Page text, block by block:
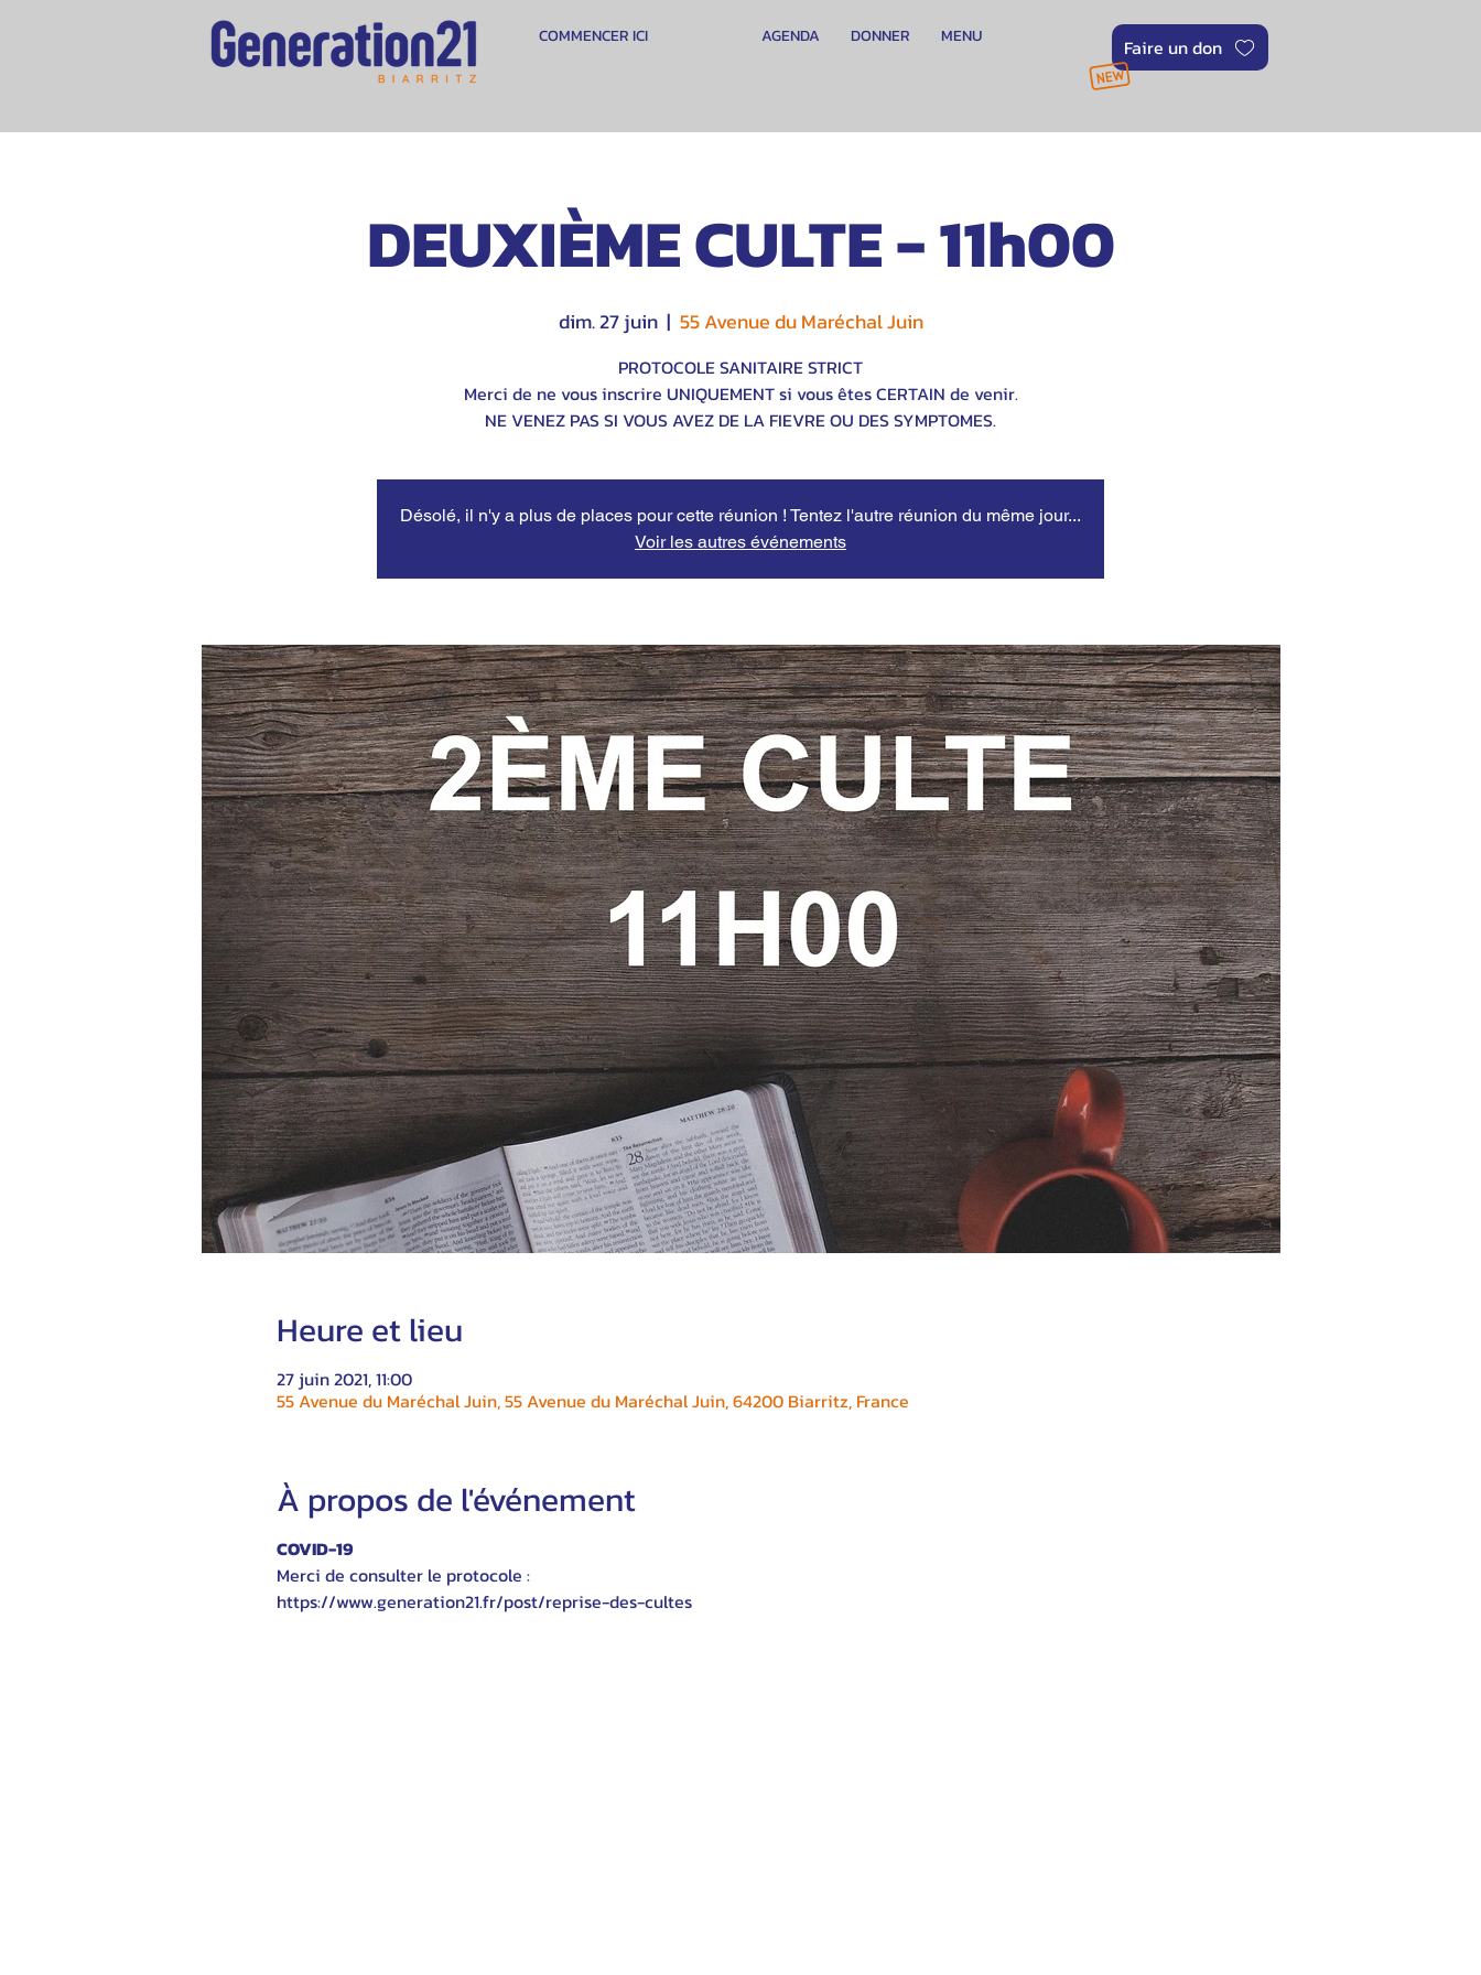
COMMENCER ICI DONNER MENU
AGENDA Faire un don
DEUXIÈME CULTE - 11h00
dim. 27 juin
  |
55 Avenue du Maréchal Juin
PROTOCOLE SANITAIRE STRICT
Merci de ne vous inscrire UNIQUEMENT si vous êtes CERTAIN de venir.
NE VENEZ PAS SI VOUS AVEZ DE LA FIEVRE OU DES SYMPTOMES.
Désolé, il n'y a plus de places pour cette réunion ! Tentez l'autre réunion du même jour...
Voir les autres événements
Heure et lieu
27 juin 2021, 11:00
55 Avenue du Maréchal Juin, 55 Avenue du Maréchal Juin, 64200 Biarritz, France
À propos de l'événement
COVID-19
Merci de consulter le protocole :
https://www.generation21.fr/post/reprise-des-cultes